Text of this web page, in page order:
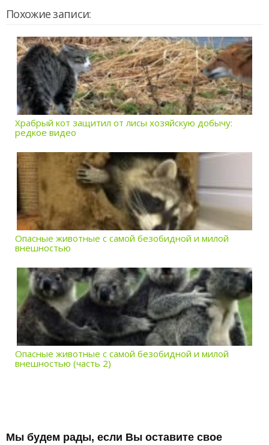
Похожие записи:
Храбрый кот защитил от лисы хозяйскую добычу:
редкое видео
Опасные животные с самой безобидной и милой
внешностью
Опасные животные с самой безобидной и милой
внешностью (часть 2)
Мы будем рады, если Вы оставите свое